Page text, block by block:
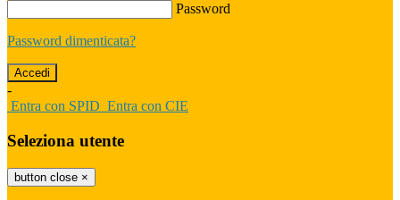
Password
Password dimenticata?
-
Entra con SPID Entra con CIE
Seleziona utente
button close ×